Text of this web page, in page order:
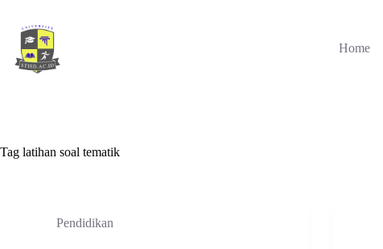
content
Home
Tag latihan soal tematik
Pendidikan